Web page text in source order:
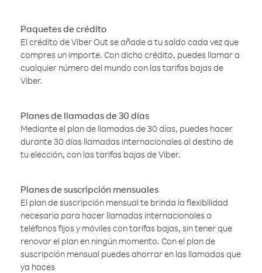
Paquetes de crédito
El crédito de Viber Out se añade a tu saldo cada vez que
compres un importe. Con dicho crédito, puedes llamar a
cualquier número del mundo con las tarifas bajas de
Viber.
Planes de llamadas de 30 días
Mediante el plan de llamadas de 30 días, puedes hacer
durante 30 días llamadas internacionales al destino de
tu elección, con las tarifas bajas de Viber.
Planes de suscripción mensuales
El plan de suscripción mensual te brinda la flexibilidad
necesaria para hacer llamadas internacionales a
teléfonos fijos y móviles con tarifas bajas, sin tener que
renovar el plan en ningún momento. Con el plan de
suscripción mensual puedes ahorrar en las llamadas que
ya haces